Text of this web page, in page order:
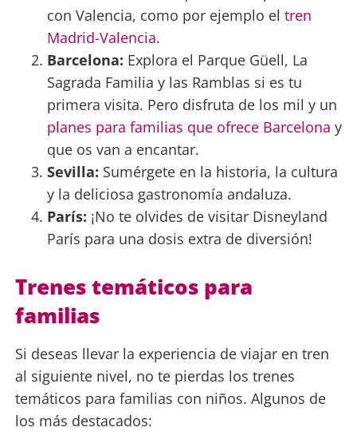
con Valencia, como por ejemplo el tren
Madrid-Valencia.
Barcelona: Explora el Parque Güell, La
Sagrada Familia y las Ramblas si es tu
primera visita. Pero disfruta de los mil y un
planes para familias que ofrece Barcelona y
que os van a encantar.
Sevilla: Sumérgete en la historia, la cultura
y la deliciosa gastronomía andaluza.
París: ¡No te olvides de visitar Disneyland
París para una dosis extra de diversión!
Trenes temáticos para
familias
Si deseas llevar la experiencia de viajar en tren
al siguiente nivel, no te pierdas los trenes
temáticos para familias con niños. Algunos de
los más destacados: